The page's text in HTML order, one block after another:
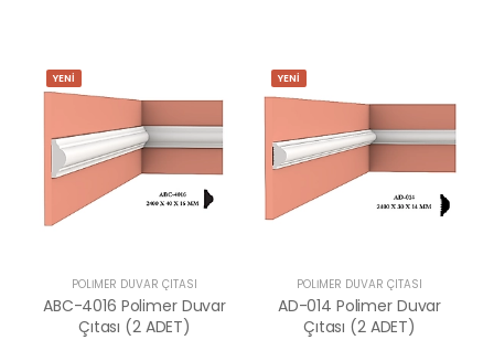
YENİ
POLİMER DUVAR ÇITASI
ABC-4016 Polimer Duvar
Çıtası (2 ADET)
YENİ
POLİMER DUVAR ÇITASI
AD-014 Polimer Duvar
Çıtası (2 ADET)